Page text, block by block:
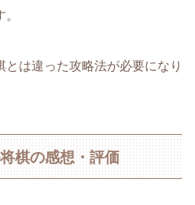
は違った攻略法が必要になり
棋の感想・評価